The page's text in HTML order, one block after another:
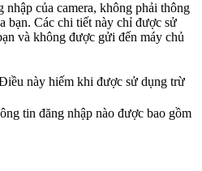
của camera, không phải thông
bạn. Các chi tiết này chỉ được sử
và không được gửi đến máy chủ
này hiếm khi được sử dụng trừ
tin đăng nhập nào được bao gồm